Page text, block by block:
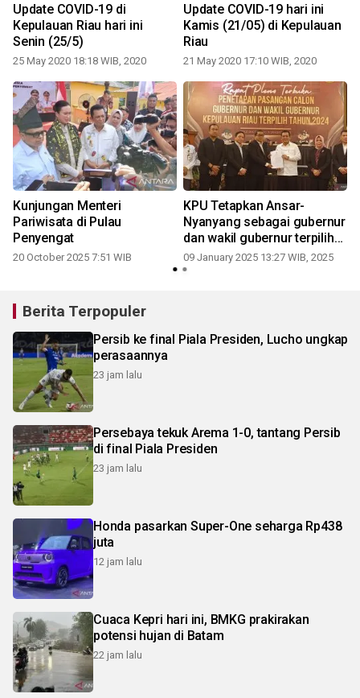
Update COVID-19 di
Kepulauan Riau hari ini
Senin (25/5)
25 May 2020 18:18 WIB, 2020
Update COVID-19 hari ini
Kamis (21/05) di Kepulauan
Riau
21 May 2020 17:10 WIB, 2020
Kunjungan Menteri
Pariwisata di Pulau
Penyengat
20 October 2025 7:51 WIB
KPU Tetapkan Ansar-
Nyanyang sebagai gubernur
dan wakil gubernur terpilih
periode 2025-2030
09 January 2025 13:27 WIB, 2025
Berita Terpopuler
Persib ke final Piala Presiden, Lucho ungkap
perasaannya
23 jam lalu
Persebaya tekuk Arema 1-0, tantang Persib
di final Piala Presiden
23 jam lalu
Honda pasarkan Super-One seharga Rp438
juta
12 jam lalu
Cuaca Kepri hari ini, BMKG prakirakan
potensi hujan di Batam
22 jam lalu